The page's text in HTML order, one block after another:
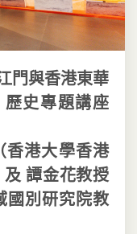
門與香港東華
史專題講座
香港大學香港
譚金花教授
國別研究院教